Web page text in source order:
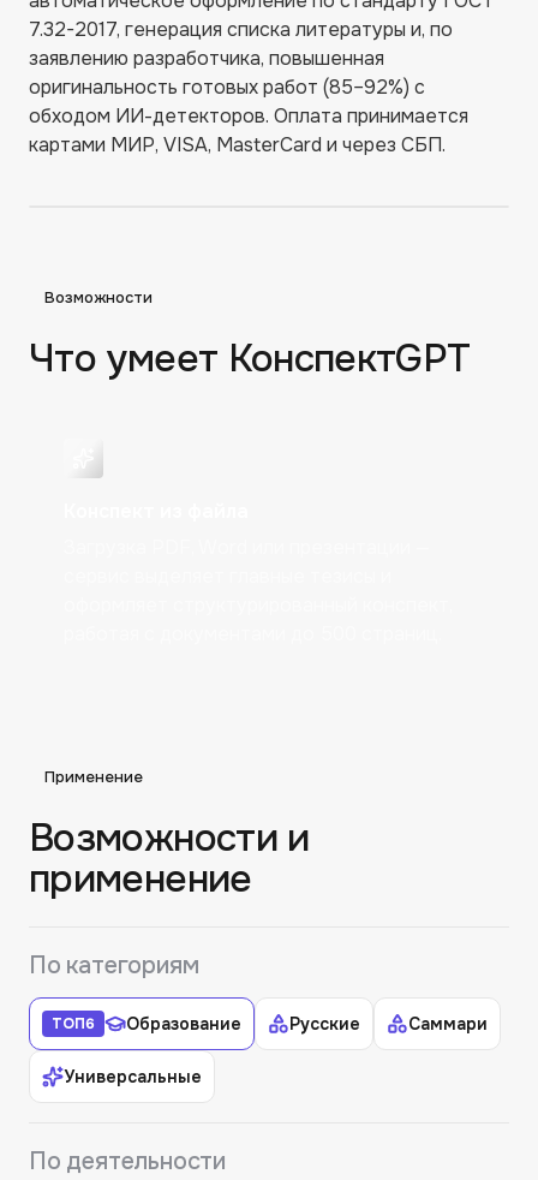
7.32-2017, генерация списка литературы и, по
заявлению разработчика, повышенная
оригинальность готовых работ (85–92%) с
обходом ИИ-детекторов. Оплата принимается
картами МИР, VISA, MasterCard и через СБП.
Возможности
Что умеет КонспектGPT
Применение
Возможности и
применение
По категориям
ТОП6 Образование Русские Саммари
Универсальные
По деятельности